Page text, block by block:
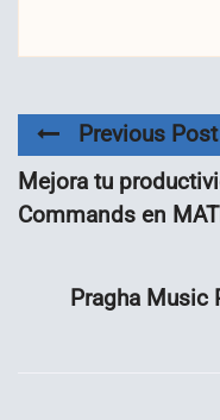
Previous Post
Mejora tu
Commands en
Pragha Music